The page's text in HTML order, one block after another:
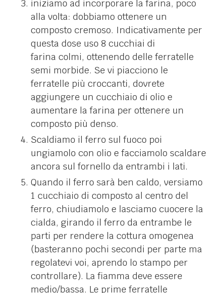
iniziamo ad incorporare la farina, poco
alla volta: dobbiamo ottenere un
composto cremoso. Indicativamente per
questa dose uso 8 cucchiai di
farina colmi, ottenendo delle ferratelle
semi morbide. Se vi piacciono le
ferratelle più croccanti, dovrete
aggiungere un cucchiaio di olio e
aumentare la farina per ottenere un
composto più denso.
Scaldiamo il ferro sul fuoco poi
ungiamolo con olio e facciamolo scaldare
ancora sul fornello da entrambi i lati.
Quando il ferro sarà ben caldo, versiamo
1 cucchiaio di composto al centro del
ferro, chiudiamolo e lasciamo cuocere la
cialda, girando il ferro da entrambe le
parti per rendere la cottura omogenea
(basteranno pochi secondi per parte ma
regolatevi voi, aprendo lo stampo per
controllare). La fiamma deve essere
medio/bassa. Le prime ferratelle